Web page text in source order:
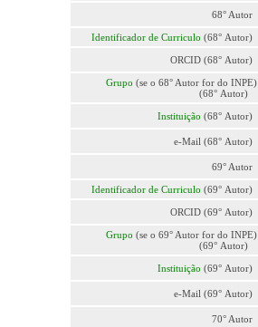
68° Autor
Identificador de Curriculo (68° Autor)
ORCID (68° Autor)
Grupo (se o 68° Autor for do INPE)
(68° Autor)
Instituição (68° Autor)
e-Mail (68° Autor)
69° Autor
Identificador de Curriculo (69° Autor)
ORCID (69° Autor)
Grupo (se o 69° Autor for do INPE)
(69° Autor)
Instituição (69° Autor)
e-Mail (69° Autor)
70° Autor